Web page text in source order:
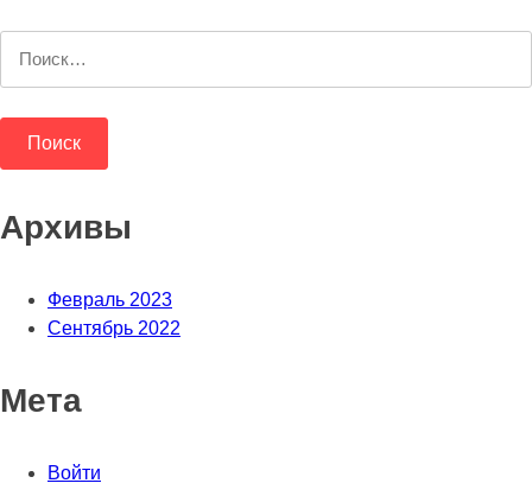
Архивы
Февраль 2023
Сентябрь 2022
Мета
Войти